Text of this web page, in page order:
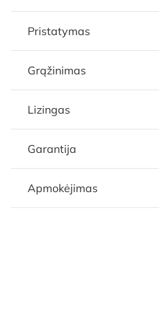
Pristatymas
Grąžinimas
Lizingas
Garantija
Apmokėjimas